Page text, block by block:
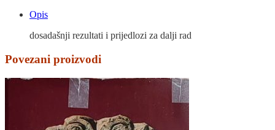
Opis
dosadašnji rezultati i prijedlozi za dalji rad
Povezani proizvodi